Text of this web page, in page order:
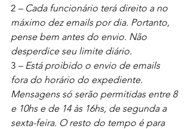
2 – Cada funcionário terá direito a no
máximo dez emails por dia. Portanto,
pense bem antes do envio. Não
desperdice seu limite diário.
3 – Está proibido o envio de emails
fora do horário do expediente.
Mensagens só serão permitidas entre 8
e 10hs e de 14 às 16hs, de segunda a
sexta-feira. O resto do tempo é para